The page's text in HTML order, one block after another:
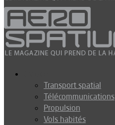
Transport spatial
Télécommunications
Propulsion
Vols habités